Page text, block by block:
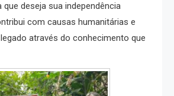
que deseja sua independência
com causas humanitárias e
através do conhecimento que